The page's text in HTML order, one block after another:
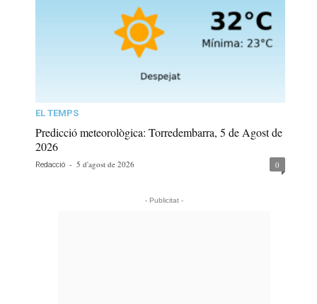
EL TEMPS
Predicció meteorològica: Torredembarra, 5 de Agost de
2026
Redacció - 5 d'agost de 2026 0
- Publicitat -